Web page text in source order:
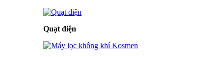
Quạt điện